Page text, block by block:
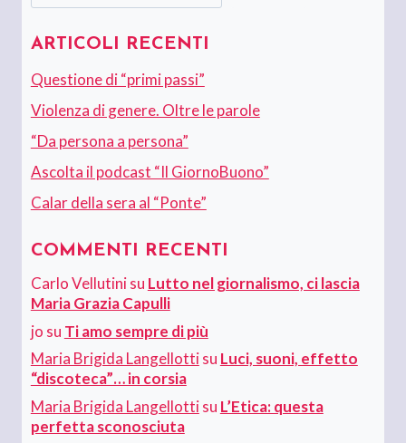
ARTICOLI RECENTI
Questione di “primi passi”
Violenza di genere. Oltre le parole
“Da persona a persona”
Ascolta il podcast “Il GiornoBuono”
Calar della sera al “Ponte”
COMMENTI RECENTI
Carlo Vellutinisu Lutto nel giornalismo, ci lascia
Maria Grazia Capulli
jo su Ti amo sempre di più
Maria Brigida Langellottisu Luci, suoni, effetto
“discoteca”… in corsia
Maria Brigida Langellottisu L’Etica: questa
perfetta sconosciuta